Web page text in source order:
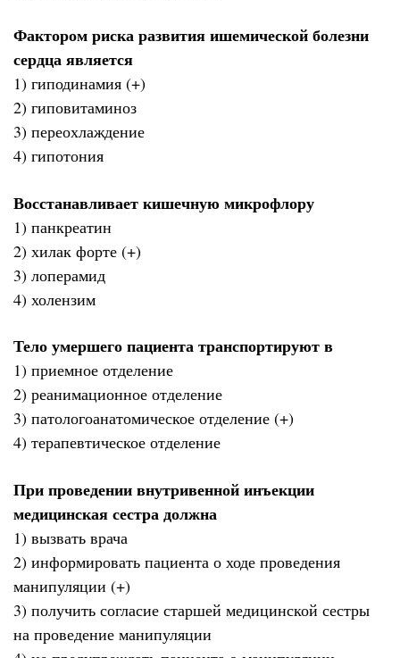
Фактором риска развития ишемической болезни
сердца является
1) гиподинамия (+)
2) гиповитаминоз
3) переохлаждение
4) гипотония
Восстанавливает кишечную микрофлору
1) панкреатин
2) хилак форте (+)
3) лоперамид
4) холензим
Тело умершего пациента транспортируют в
1) приемное отделение
2) реанимационное отделение
3) патологоанатомическое отделение (+)
4) терапевтическое отделение
При проведении внутривенной инъекции
медицинская сестра должна
1) вызвать врача
2) информировать пациента о ходе проведения
манипуляции (+)
3) получить согласие старшей медицинской сестры
на проведение манипуляции